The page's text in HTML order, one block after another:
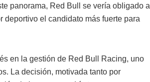
panorama, Red Bull se vería obligado a
deportivo el candidato más fuerte para
en la gestión de Red Bull Racing, uno
La decisión, motivada tanto por